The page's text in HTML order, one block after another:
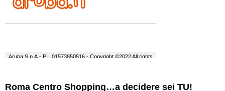
Roma Centro Shopping…a decidere sei TU!